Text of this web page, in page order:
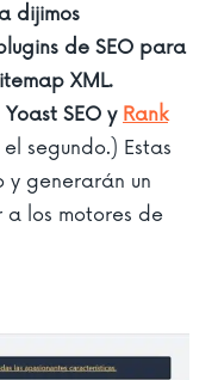
dijimos
de SEO para
XML.
Yoast SEO y Rank
segundo.) Estas
y generarán un
a los motores de